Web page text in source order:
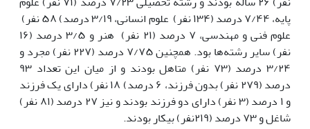
پایه، ۷/۴۴ درصد (۱۳۴ نفر) علوم انسانی، ۳/۱۹ درصد) ۵۸ نفر)
علوم فنی و مهندسی، ۷ درصد (۲۱ نفر) هنر و ۳/۵ درصد (۱۶
نفر) سایر رشته‌ها بود. همچنین ۷/۷۵ درصد (۲۲۷ نفر) مجرد و
۳/۲۴ درصد (۷۳ نفر) متاهل بودند و از میان این تعداد ۹۳
درصد (۲۷۹ نفر) بدون فرزند، ۶ درصد) ۱۸ نفر) دارای یک فرزند
و ۱ درصد (۳ نفر) دارای دو فرزند بودند و نیز ۲۷ درصد (۸۱ نفر)
شاغل و ۷۳ درصد (۲۱۹نفر) بیکار بودند.